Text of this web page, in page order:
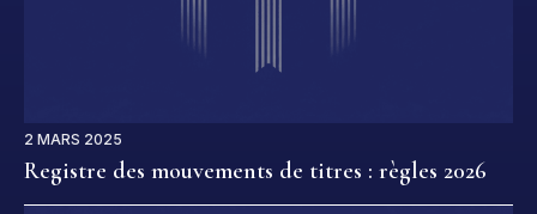
2 MARS 2025
Registre des mouvements de titres : règles 2026